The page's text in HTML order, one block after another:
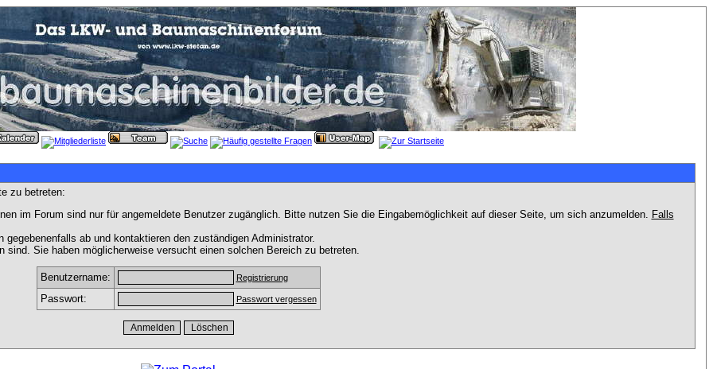
zu betreten:
im Forum sind nur für angemeldete Benutzer zugänglich. Bitte nutzen Sie die Eingabemöglichkeit auf dieser Seite, um sich anzumelden. Falls
ab und kontaktieren den zuständigen Administrator.
Sie haben möglicherweise versucht einen solchen Bereich zu betreten.
Benutzername: Registrierung
Passwort: Passwort vergessen